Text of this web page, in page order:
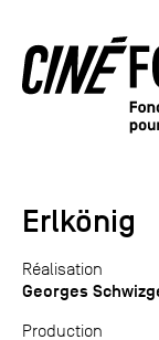
Erlkönig
Réalisation
Georges
Production